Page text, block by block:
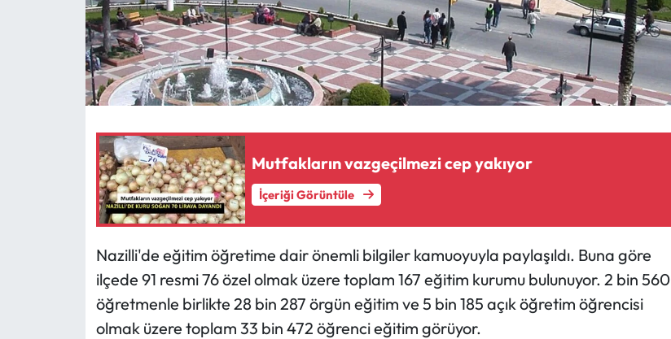
Mutfakların vazgeçilmezi cep yakıyor
İçeriği Görüntüle
Nazilli'de eğitim öğretime dair önemli bilgiler kamuoyuyla paylaşıldı. Buna göre
ilçede 91 resmi 76 özel olmak üzere toplam 167 eğitim kurumu bulunuyor. 2 bin 560
öğretmenle birlikte 28 bin 287 örgün eğitim ve 5 bin 185 açık öğretim öğrencisi
olmak üzere toplam 33 bin 472 öğrenci eğitim görüyor.
TARIM
TURİZM
RESMİ İLANLAR
HABER İLAN